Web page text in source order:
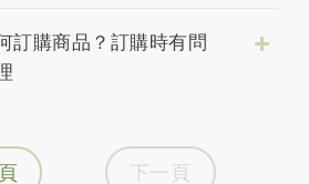
訂購商品？訂購時有問
下一頁